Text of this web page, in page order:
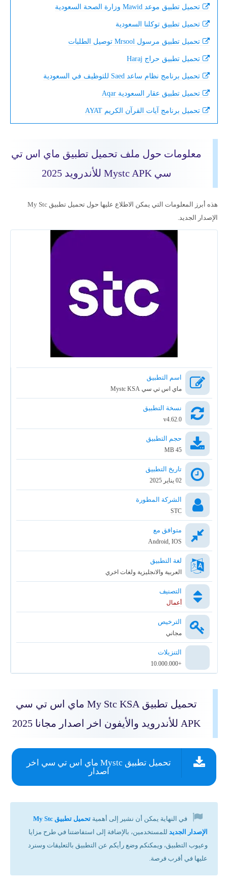
تحميل تطبيق موعد Mawid وزارة الصحة السعودية
تحميل تطبيق توكلنا السعودية
تحميل تطبيق مرسول Mrsool توصيل الطلبات
تحميل تطبيق حراج Haraj
تحميل برنامج نظام ساعد Saed للتوظيف في السعودية
تحميل تطبيق عقار السعودية Aqar
تحميل برنامج آيات القرآن الكريم AYAT
معلومات حول ملف تحميل تطبيق ماي اس تي
سي Mystc APK للأندرويد 2025
هذه أبرز المعلومات التي يمكن الاطلاع عليها حول تحميل تطبيق My Stc
الإصدار الجديد.
اسم التطبيق
ماي اس تي سي Mystc KSA
نسخة التطبيق
v4.62.0
حجم التطبيق
45 MB
تاريخ التطبيق
02 يناير 2025
الشركة المطورة
STC
متوافق مع
Android, IOS
لغة التطبيق
العربية والانجليزية ولغات اخري
التصنيف
أعمال
الترخيص
مجاني
التنزيلات
+10.000.000
تحميل تطبيق My Stc KSA ماي اس تي سي
APK للأندرويد والأيفون اخر اصدار مجانا 2025
تحميل تطبيق Mystc ماي اس تي سي اخر
اصدار
في النهاية يمكن أن نشير إلى أهمية
تحميل تطبيق My Stc
الإصدار الجديد للمستخدمين، بالإضافة إلى استفاضتنا في طرح مزايا
وعيوب التطبيق، ويمكنكم وضع رأيكم عن التطبيق بالتعليقات وسنرد
عليها في أقرب فرصة.